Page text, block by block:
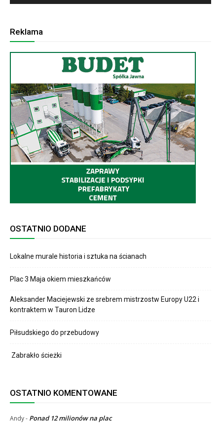
Reklama
OSTATNIO DODANE
Lokalne murale historia i sztuka na ścianach
Plac 3 Maja okiem mieszkańców
Aleksander Maciejewski ze srebrem mistrzostw Europy U22 i
kontraktem w Tauron Lidze
Piłsudskiego do przebudowy
Zabrakło ścieżki
OSTATNIO KOMENTOWANE
Andy- Ponad 12 milionów na plac